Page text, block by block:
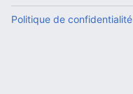
Politique de confidentialité